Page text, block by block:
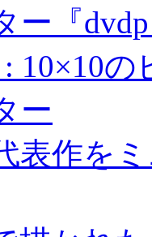
ー『
: 10×10
ー
表作を